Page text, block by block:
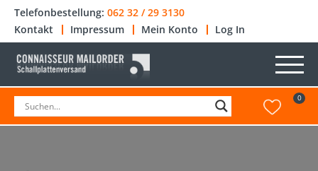
Telefonbestellung: 062 32 / 29 3130
Kontakt
Impressum Mein Konto Log In
0